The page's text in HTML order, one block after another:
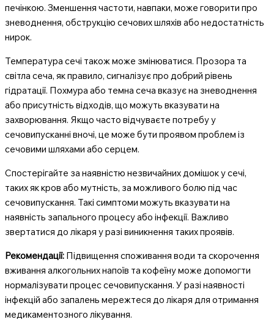
печінкою. Зменшення частоти, навпаки, може говорити про
зневоднення, обструкцію сечових шляхів або недостатність
нирок.
Температура сечі також може змінюватися. Прозора та
світла сеча, як правило, сигналізує про добрий рівень
гідратації. Похмура або темна сеча вказує на зневоднення
або присутність відходів, що можуть вказувати на
захворювання. Якщо часто відчуваєте потребу у
сечовипусканні вночі, це може бути проявом проблем із
сечовими шляхами або серцем.
Спостерігайте за наявністю незвичайних домішок у сечі,
таких як кров або мутність, за можливого болю під час
сечовипускання. Такі симптоми можуть вказувати на
наявність запального процесу або інфекції. Важливо
звертатися до лікаря у разі виникнення таких проявів.
Рекомендації: Підвищення споживання води та скорочення
вживання алкогольних напоїв та кофеїну може допомогти
нормалізувати процес сечовипускання. У разі наявності
інфекцій або запалень мережтеся до лікаря для отримання
медикаментозного лікування.